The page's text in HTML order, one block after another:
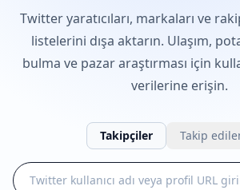
Twitter yaratıcıları, markaları ve
listelerini dışa aktarın. Ulaşım,
bulma ve pazar araştırması için
verilerine erişin.
Takipçiler Takip